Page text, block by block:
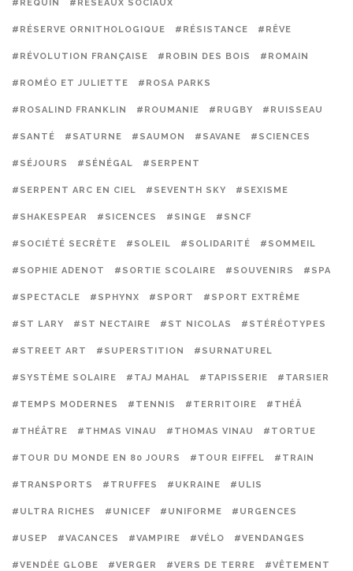
#REQUIN #RÉSEAUX SOCIAUX
#RÉSERVE ORNITHOLOGIQUE #RÉSISTANCE #RÊVE
#RÉVOLUTION FRANÇAISE #ROBIN DES BOIS #ROMAIN
#ROMÉO ET JULIETTE #ROSA PARKS
#ROSALIND FRANKLIN #ROUMANIE #RUGBY #RUISSEAU
#SANTÉ #SATURNE #SAUMON #SAVANE #SCIENCES
#SÉJOURS #SÉNÉGAL #SERPENT
#SERPENT ARC EN CIEL #SEVENTH SKY #SEXISME
#SHAKESPEAR #SICENCES #SINGE #SNCF
#SOCIÉTÉ SECRÈTE #SOLEIL #SOLIDARITÉ #SOMMEIL
#SOPHIE ADENOT #SORTIE SCOLAIRE #SOUVENIRS #SPA
#SPECTACLE #SPHYNX #SPORT #SPORT EXTRÊME
#ST LARY #ST NECTAIRE #ST NICOLAS #STÉRÉOTYPES
#STREET ART #SUPERSTITION #SURNATUREL
#SYSTÈME SOLAIRE #TAJ MAHAL #TAPISSERIE #TARSIER
#TEMPS MODERNES #TENNIS #TERRITOIRE #THÉÂ
#THÉÂTRE #THMAS VINAU #THOMAS VINAU #TORTUE
#TOUR DU MONDE EN 80 JOURS #TOUR EIFFEL #TRAIN
#TRANSPORTS #TRUFFES #UKRAINE #ULIS
#ULTRA RICHES #UNICEF #UNIFORME #URGENCES
#USEP #VACANCES #VAMPIRE #VÉLO #VENDANGES
#VENDÉE GLOBE #VERGER #VERS DE TERRE #VÊTEMENT